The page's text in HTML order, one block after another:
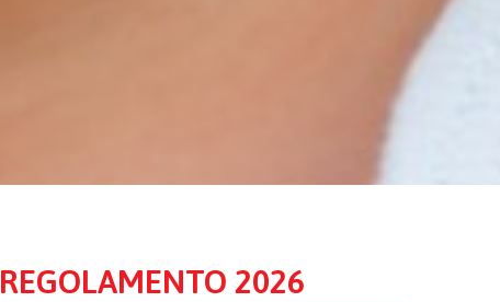
REGOLAMENTO 2026